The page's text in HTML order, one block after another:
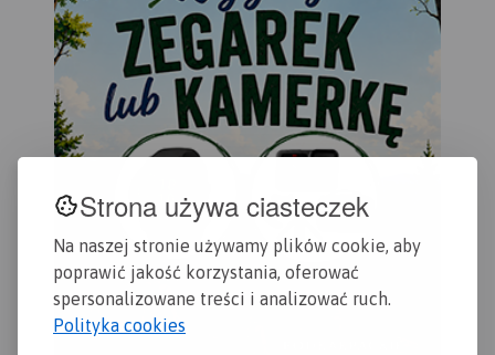
Strona używa ciasteczek
Na naszej stronie używamy plików cookie, aby
poprawić jakość korzystania, oferować
spersonalizowane treści i analizować ruch.
Polityka cookies
miejscowości warte
odwiedzenia.